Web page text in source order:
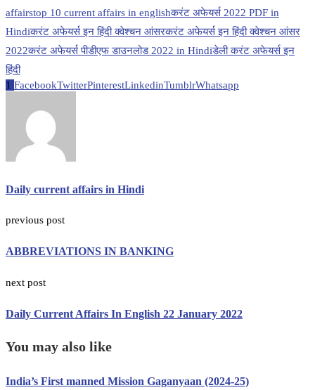
affairstop 10 current affairs in englishकरंट अफेयर्स 2022 PDF in
Hindiकरंट अफेयर्स इन हिंदी क्वेश्चन आंसरकरंट अफेयर्स इन हिंदी क्वेश्चन आंसर
2022करंट अफेयर्स पीडीएफ डाउनलोड 2022 in Hindiडेली करंट अफेयर्स इन
हिंदी
1 FacebookTwitterPinterestLinkedinTumblrWhatsapp
Daily current affairs in Hindi
previous post
ABBREVIATIONS IN BANKING
next post
Daily Current Affairs In English 22 January 2022
You may also like
India’s First manned Mission Gaganyaan (2024-25)